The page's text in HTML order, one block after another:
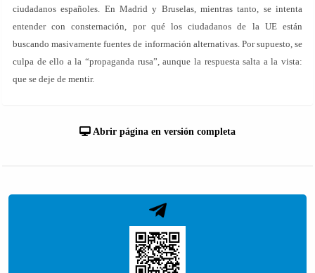
ciudadanos españoles. En Madrid y Bruselas, mientras tanto, se intenta
entender con consternación, por qué los ciudadanos de la UE están
buscando masivamente fuentes de información alternativas. Por supuesto, se
culpa de ello a la “propaganda rusa”, aunque la respuesta salta a la vista:
que se deje de mentir.
Abrir página en versión completa